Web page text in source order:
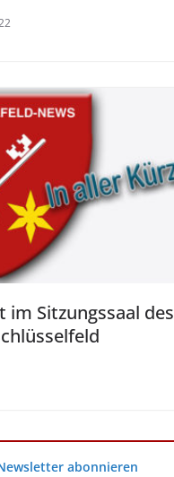
im Sitzungssaal des
abonnieren